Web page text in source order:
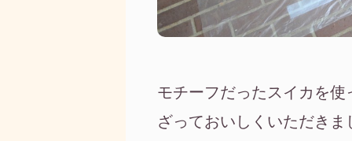
モチーフだったスイカを使
ざっておいしくいただきま